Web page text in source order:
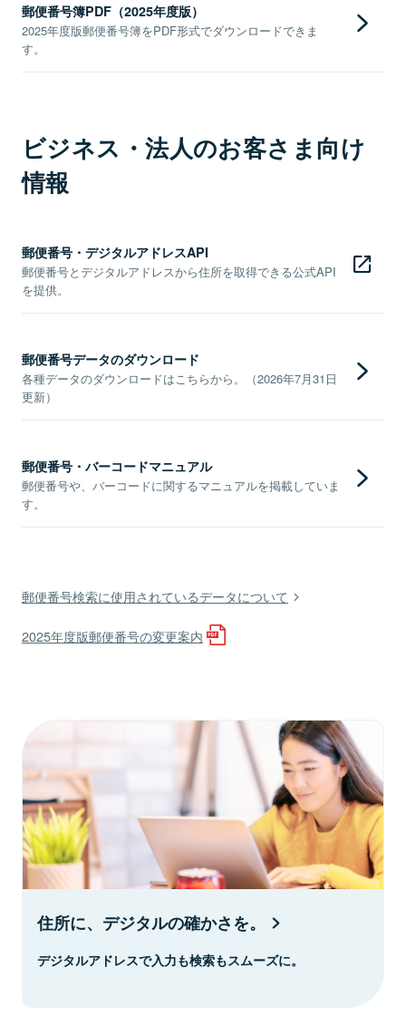
郵便番号簿PDF（2025年度版）
2025年度版郵便番号簿をPDF形式でダウンロードできま
す。
ビジネス・法人のお客さま向け
情報
郵便番号・デジタルアドレスAPI
郵便番号とデジタルアドレスから住所を取得できる公式API
を提供。
郵便番号データのダウンロード
各種データのダウンロードはこちらから。（2026年7月31日
更新）
郵便番号・バーコードマニュアル
郵便番号や、バーコードに関するマニュアルを掲載していま
す。
郵便番号検索に使用されているデータについて
2025年度版郵便番号の変更案内
住所に、デジタルの確かさを。
デジタルアドレスで入力も検索もスムーズに。